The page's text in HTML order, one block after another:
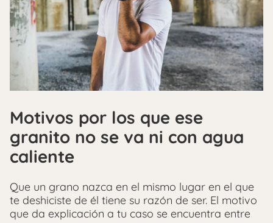
Motivos por los que ese
granito no se va ni con agua
caliente
Que un grano nazca en el mismo lugar en el que
te deshiciste de él tiene su razón de ser. El motivo
que da explicación a tu caso se encuentra entre